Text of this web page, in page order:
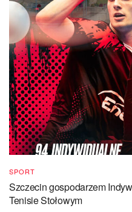
SPORT
Szczecin gospodarzem
Tenisie Stołowym